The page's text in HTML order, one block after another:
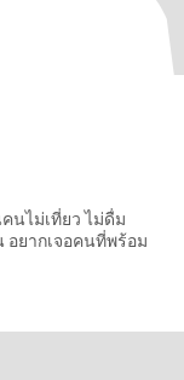
นไม่เที่ยว ไม่ดื่ม
ยากเจอคนที่พร้อม